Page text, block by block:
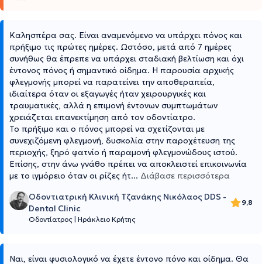
Καλησπέρα σας. Είναι αναμενόμενο να υπάρχει πόνος και
πρήξιμο τις πρώτες ημέρες. Ωστόσο, μετά από 7 ημέρες
συνήθως θα έπρεπε να υπάρχει σταδιακή βελτίωση και όχι
έντονος πόνος ή σημαντικό οίδημα. Η παρουσία αρχικής
φλεγμονής μπορεί να παρατείνει την αποθεραπεία,
ιδιαίτερα όταν οι εξαγωγές ήταν χειρουργικές και
τραυματικές, αλλά η επιμονή έντονων συμπτωμάτων
χρειάζεται επανεκτίμηση από τον οδοντίατρο.
Το πρήξιμο και ο πόνος μπορεί να σχετίζονται με
συνεχιζόμενη φλεγμονή, δυσκολία στην παροχέτευση της
περιοχής, ξηρό φατνίο ή παραμονή φλεγμονώδους ιστού.
Επίσης, στην άνω γνάθο πρέπει να αποκλειστεί επικοινωνία
με το ιγμόρειο όταν οι ρίζες ήτ... Διάβασε περισσότερα
Οδοντιατρική Κλινική Τζανάκης Νικόλαος DDS -
Dental Clinic
9,8
Οδοντίατρος Ηράκλειο Κρήτης
Ναι, είναι φυσιολογικό να έχετε έντονο πόνο και οίδημα. Θα